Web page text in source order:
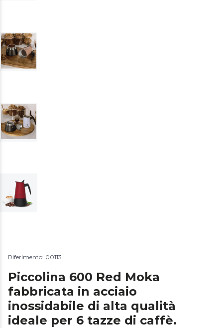
Riferimento: 00113
Piccolina 600 Red Moka
fabbricata in acciaio
inossidabile di alta qualità
ideale per 6 tazze di caffè.